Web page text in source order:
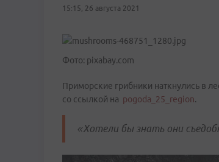
15:15, 26 августа 2021
Фото: pixabay.com
Приморские грибники наткнулись в
со ссылкой на pogoda_25_region.
«Хотели бы знать они